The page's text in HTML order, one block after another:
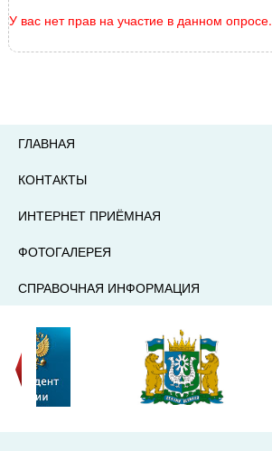
У вас нет прав на участие в данном опросе.
ГЛАВНАЯ
КОНТАКТЫ
ИНТЕРНЕТ ПРИЁМНАЯ
ФОТОГАЛЕРЕЯ
СПРАВОЧНАЯ ИНФОРМАЦИЯ